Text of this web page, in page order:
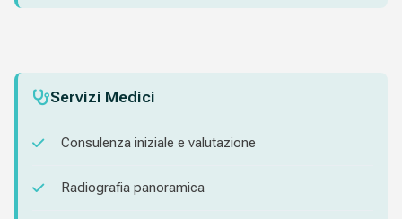
Servizi Medici
Consulenza iniziale e valutazione
Radiografia panoramica